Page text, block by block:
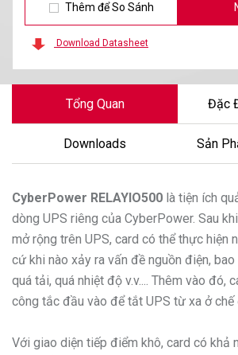
Thêm để So Sánh
Download Datasheet
Tổng Quan Đặc
Downloads Sản
CyberPower RELAYIO500 là tiện ích
dòng UPS riêng của CyberPower. Sau
mở rộng trên UPS, card có thể thực hiện
cứ khi nào xảy ra vấn đề nguồn điện,
quá tải, quá nhiệt độ v.v.... Thêm vào đó,
công tắc đầu vào để tắt UPS từ xa ở chế
Với giao diện tiếp điểm khô, card có khả